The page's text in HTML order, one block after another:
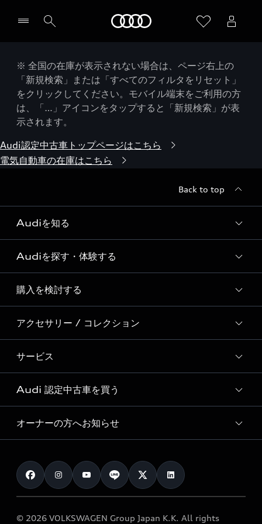
※ 全国の在庫が表示されない場合は、ページ右上の
「新規検索」または「すべてのフィルタをリセット」
をクリックしてください。モバイル端末をご利用の方
は、「…」アイコンをタップすると「新規検索」が表
示されます。
Audi認定中古車トップページはこちら
電気自動車の在庫はこちら
Back to top
Audiを知る
Audi ブランド
Story of Progress
Audi Sport
Formula 1®
デジタルサービス
Audiを探す・体験する
ディーラー検索
新車在庫検索
試乗車・展示車検索
見積り依頼
試乗予約
購入を検討する
モデル一覧
特別仕様モデル / 限定モデル
e-tronラインアップ
価格シミュレーション
車両比較
カタログ一覧
アクセサリー / コレクション
純正アクセサリー
オンラインショップ
Audi collection
アウディナビアプリ
サービス
サービス入庫予約
サービスプログラム
メンテナンス
車検 / 定期点検
e-tronアフターサポート
Audi 認定中古車を買う
Audi認定中古車
クオリティ
保証
メンテナンス
オーナーの方へお知らせ
お知らせ
オーナー様向けキャンペーン
© 2026 VOLKSWAGEN Group Japan K.K. All rights